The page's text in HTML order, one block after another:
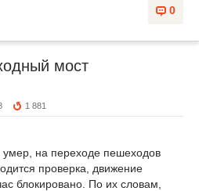
0
мост
1 881
на переходе пешеходов
проверка, движение
блокировано. По их словам,